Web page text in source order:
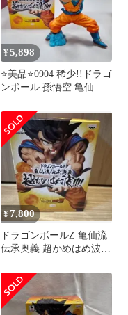
¥5,898
⭐美品⭐0904 稀少!!ドラゴ
ンボール 孫悟空 亀仙人
¥7,800
ドラゴンボールZ 亀仙流
伝承奥義 超かめはめ波